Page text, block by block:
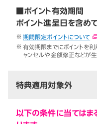
■ポイント有効期間
ポイント進呈日を含め
期間限定ポイントについて
有効期限までにポイントを
ャンセルや金額修正などが
特典適用対象外
以下の条件に当てはま